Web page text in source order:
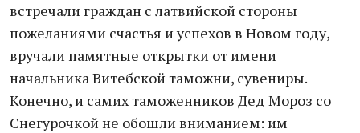
встречали граждан с латвийской стороны
пожеланиями счастья и успехов в Новом году,
вручали памятные открытки от имени
начальника Витебской таможни, сувениры.
Конечно, и самих таможенников Дед Мороз со
Снегурочкой не обошли вниманием: им